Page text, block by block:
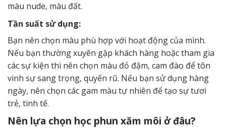
màu nude, màu đất.
Tần suất sử dụng:
Bạn nên chọn màu phù hợp với hoạt động của mình.
Nếu bạn thường xuyên gặp khách hàng hoặc tham gia
các sự kiện thì nên chọn màu đỏ đậm, cam đào để tôn
vinh sự sang trọng, quyến rũ. Nếu bạn sử dụng hàng
ngày, nên chọn các gam màu tự nhiên để tạo sự tươi
trẻ, tinh tế.
Nên lựa chọn học phun xăm môi ở đâu?